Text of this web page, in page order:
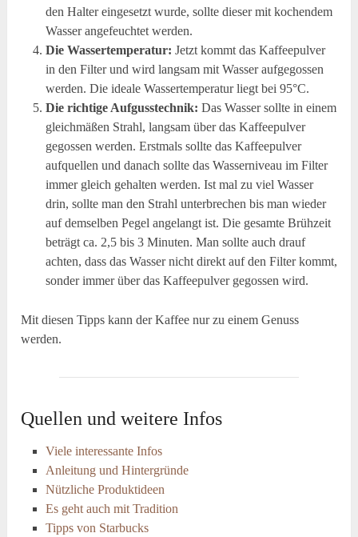
den Halter eingesetzt wurde, sollte dieser mit kochendem
Wasser angefeuchtet werden.
Die Wassertemperatur: Jetzt kommt das Kaffeepulver
in den Filter und wird langsam mit Wasser aufgegossen
werden. Die ideale Wassertemperatur liegt bei 95°C.
Die richtige Aufgusstechnik: Das Wasser sollte in einem
gleichmäßen Strahl, langsam über das Kaffeepulver
gegossen werden. Erstmals sollte das Kaffeepulver
aufquellen und danach sollte das Wasserniveau im Filter
immer gleich gehalten werden. Ist mal zu viel Wasser
drin, sollte man den Strahl unterbrechen bis man wieder
auf demselben Pegel angelangt ist. Die gesamte Brühzeit
beträgt ca. 2,5 bis 3 Minuten. Man sollte auch drauf
achten, dass das Wasser nicht direkt auf den Filter kommt,
sonder immer über das Kaffeepulver gegossen wird.
Mit diesen Tipps kann der Kaffee nur zu einem Genuss
werden.
Quellen und weitere Infos
Viele interessante Infos
Anleitung und Hintergründe
Nützliche Produktideen
Es geht auch mit Tradition
Tipps von Starbucks